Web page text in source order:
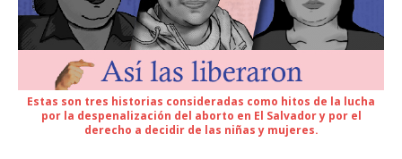
Estas son tres historias consideradas como hitos de la lucha
por la despenalización del aborto en El Salvador y por el
derecho a decidir de las niñas y mujeres.